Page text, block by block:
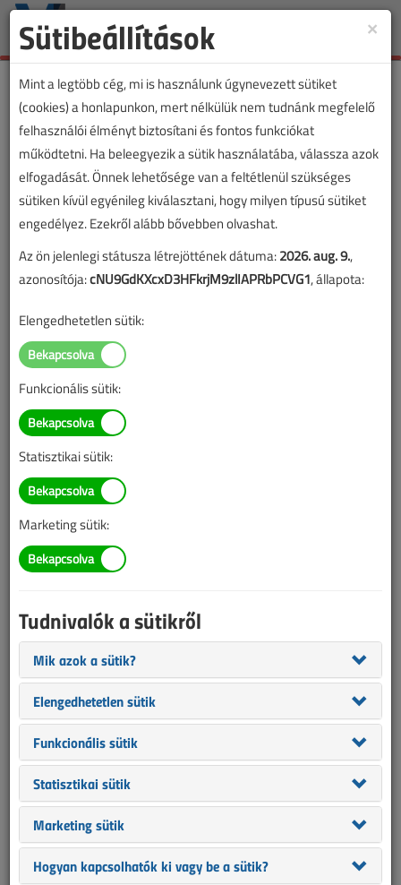
Toggle
Jó ha tudja: a
közműszolgáltatások ki- és
visszakapcsolásának
szabályairól
2022. március 30. |
A rezsiszámlák befizetése a fogyasztók alapvető kötelezettsége,
aminek elmulasztása esetén a szolgáltató – meghatározott
feltételek mellett – felfüggesztheti vagy korlátozhatja a
szolgáltatást. Az ellátásból való kikapcsolás elkerülése érdekében
×
Sütibeállítások
Mint a legtöbb cég, mi is használunk úgynevezett sütiket
(cookies) a honlapunkon, mert nélkülük nem tudnánk megfelelő
felhasználói élményt biztosítani és fontos funkciókat
működtetni. Ha beleegyezik a sütik használatába, válassza azok
elfogadását. Önnek lehetősége van a feltétlenül szükséges
sütiken kívül egyénileg kiválasztani, hogy milyen típusú sütiket
engedélyez. Ezekről alább bővebben olvashat.
Az ön jelenlegi státusza létrejöttének dátuma:2026. aug. 9.,
azonosítója:cNU9GdKXcxD3HFkrjM9zlIAPRbPCVG1, állapota:
Elengedhetetlen sütik:
Funkcionális sütik:
Statisztikai sütik:
Marketing sütik:
Tudnivalók a sütikről
Mik azok a sütik?
Elengedhetetlen sütik
Funkcionális sütik
Statisztikai sütik
Marketing sütik
Hogyan kapcsolhatók ki vagy be a sütik?